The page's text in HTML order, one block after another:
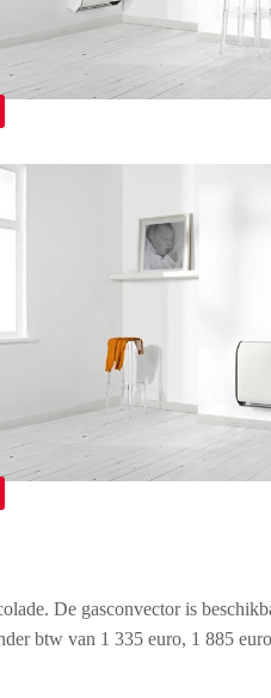
De gasconvector is
btw van 1 335 euro, 1 885